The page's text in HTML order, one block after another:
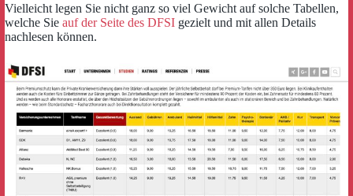
Vielleicht legen Sie nicht ganz so viel Gewicht auf solche Tabellen,
welche Sie auf der Seite des DFSI gezielt und mit allen Details
nachlesen können.